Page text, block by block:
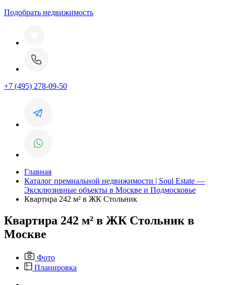
Подобрать недвижимость
+7 (495) 278-09-50
Главная
Каталог премиальной недвижимости | Soul Estate —
Эксклюзивные объекты в Москве и Подмосковье
Квартира 242 м² в ЖК Стольник
Квартира 242 м² в ЖК Стольник в
Москве
Фото
Планировка